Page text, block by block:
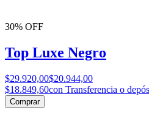
30% OFF
Top Luxe Negro
$29.920,00$20.944,00
$18.849,60con Transferencia o
Comprar